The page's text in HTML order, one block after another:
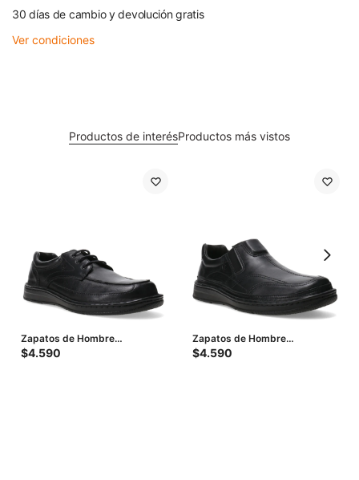
30 días de cambio y devolución gratis
Ver condiciones
Productos de interésProductos más vistos
Zapatos de Hombre
Lombardino Casual Espejo -
$4.590
Zapatos de Hombre
Lombardino Casual Elastico -
$4.590